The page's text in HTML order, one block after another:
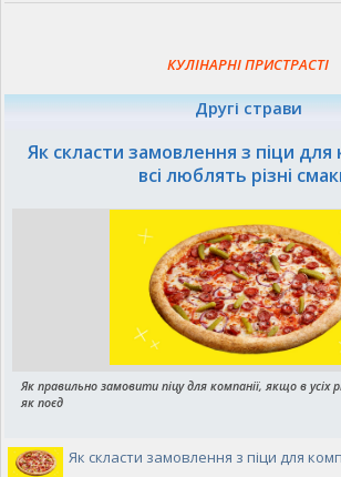
КУЛІНАРНІ ПРИСТРАСТІ
Другі страви
Як скласти замовлення з піци для
всі люблять різні
Як правильно замовити піцу для компанії, якщо в усіх
як поєд
Як скласти замовлення з піци для